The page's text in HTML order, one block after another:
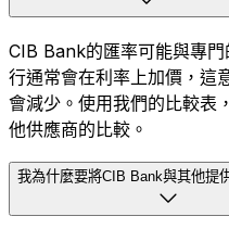
CIB Bank的匯率可能與專
行通常會在利率上加價，這
會減少。使用我們的比較表
他供應商的比較。
我為什麼要將CIB Bank與其他提